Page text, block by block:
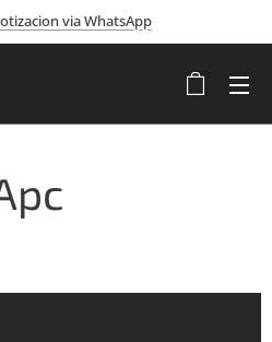
via WhatsApp